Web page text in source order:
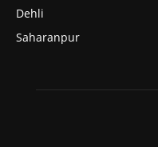
Dehli
Saharanpur